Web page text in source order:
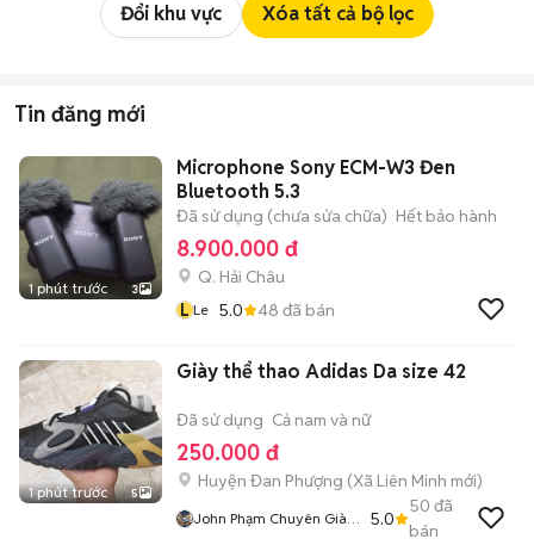
Đổi khu vực Xóa tất cả bộ lọc
Tin đăng mới
1 phút trước 3
Microphone Sony ECM-W3 Đen
Bluetooth 5.3
Đã sử dụng (chưa sửa chữa) Hết bảo hành
8.900.000 đ
Q. Hải Châu
L Le 5.0 48 đã bán
1 phút trước 5
Giày thể thao Adidas Da size 42
Đã sử dụng Cả nam và nữ
250.000 đ
Huyện Đan Phượng (Xã Liên Minh mới)
John Phạm Chuyên Giày
5.0
50 đã
bán